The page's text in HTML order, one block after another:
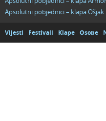
Apsolutni pobjednici – klapa Ošjak
Vijesti Festivali Klape Osobe